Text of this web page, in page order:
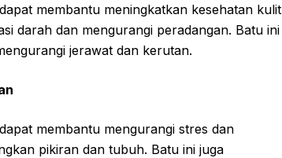
membantu meningkatkan kesehatan kulit
darah dan mengurangi peradangan. Batu ini
jerawat dan kerutan.
membantu mengurangi stres dan
pikiran dan tubuh. Batu ini juga